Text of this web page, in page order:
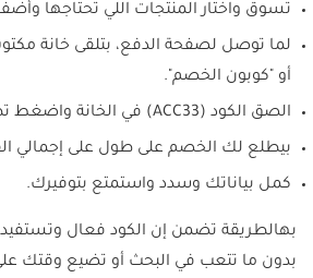
تسوق واختار المنتجات اللي تحتاجها
لما توصل لصفحة الدفع، بتلقى خانة
أو "كوبون الخصم".
الصق الكود (ACC33) في الخانة واضغط تطبيق.
بيطلع لك الخصم على طول على إجمالي
كمل بياناتك وسدد واستمتع بتوفيرك.
بهالطريقة تضمن إن الكود فعال
بدون ما تتعب في البحث أو تضيع وقتك على